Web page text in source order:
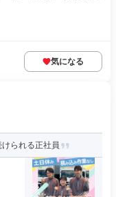
気になる
られる正社員